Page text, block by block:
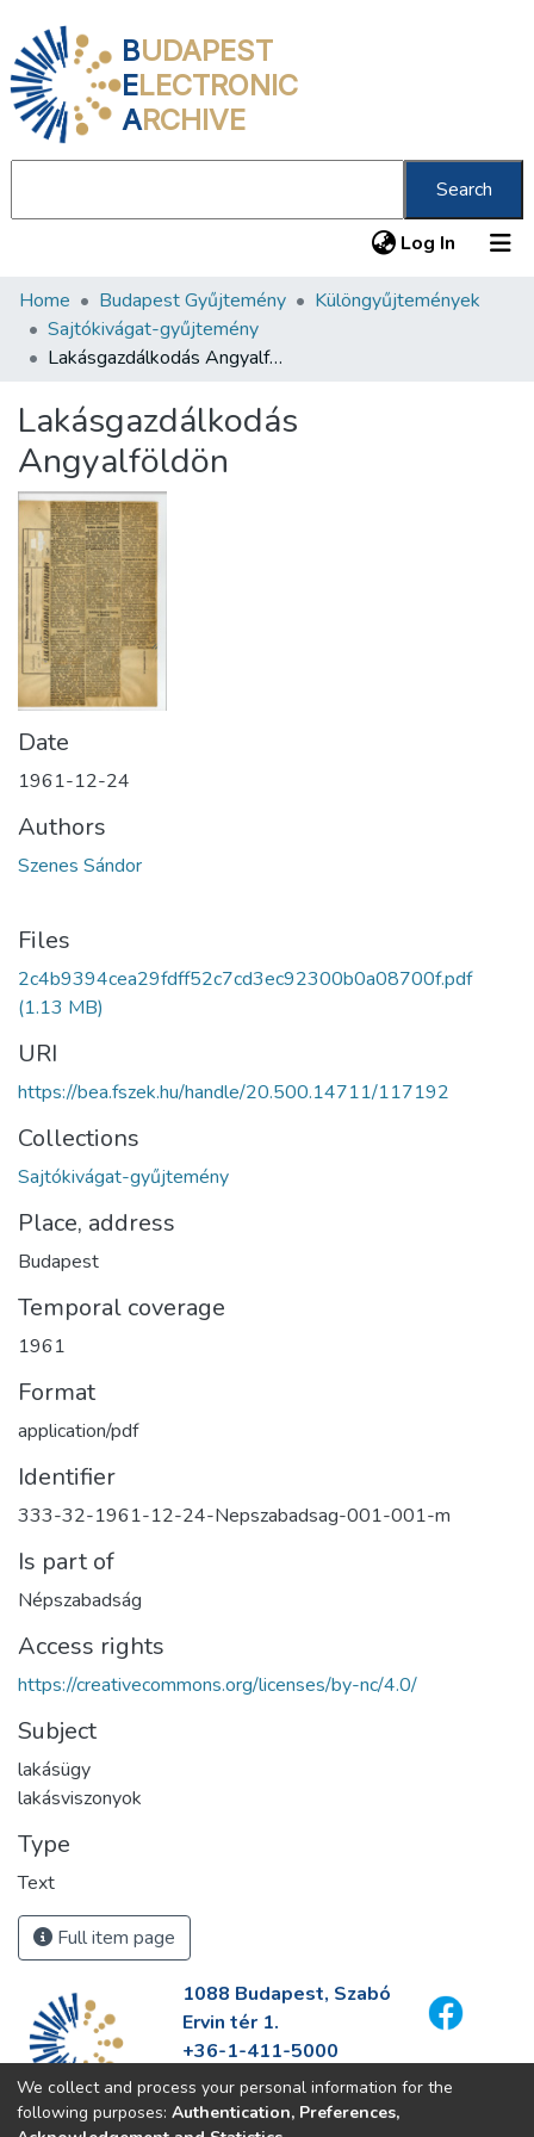
BUDAPEST
ELECTRONIC
ARCHIVE
Search
Log In (current)
Communities & Collections
All of DSpace
About us
Home Budapest Gyűjtemény
Különgyűjtemények
Sajtókivágat-gyűjtemény
Lakásgazdálkodás Angyalföldön
Lakásgazdálkodás
Angyalföldön
Date
1961-12-24
Authors
Szenes Sándor
Files
2c4b9394cea29fdff52c7cd3ec92300b0a08700f.pdf
(1.13 MB)
URI
https://bea.fszek.hu/handle/20.500.14711/117192
Collections
Sajtókivágat-gyűjtemény
Place, address
Budapest
Temporal coverage
1961
Format
application/pdf
Identifier
333-32-1961-12-24-Nepszabadsag-001-001-m
Is part of
Népszabadság
Access rights
https://creativecommons.org/licenses/by-nc/4.0/
Subject
lakásügy
lakásviszonyok
Type
Text
Full item page
1088 Budapest, Szabó
Ervin tér 1.
+36-1-411-5000
info@fszek.hu
https://fszek.hu
We collect and process your personal information for the
following purposes: Authentication, Preferences,